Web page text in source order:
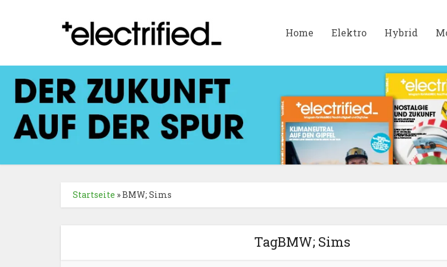
Home Elektro Hybrid
Startseite »BMW; Sims
TagBMW; Sims